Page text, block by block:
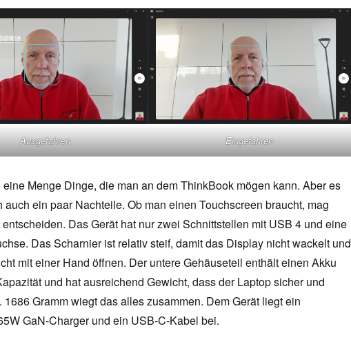
Ausgefahren Eingefahren
eine Menge Dinge, die man an dem ThinkBook mögen kann. Aber es
auch ein paar Nachteile. Ob man einen Touchscreen braucht, mag
Das Gerät hat nur zwei Schnittstellen mit USB 4 und eine
Das Scharnier ist relativ steif, damit das Display nicht wackelt und
mit einer Hand öffnen. Der untere Gehäuseteil enthält einen Akku
und hat ausreichend Gewicht, dass der Laptop sicher und
1686 Gramm wiegt das alles zusammen. Dem Gerät liegt ein
GaN-Charger und ein USB-C-Kabel bei.